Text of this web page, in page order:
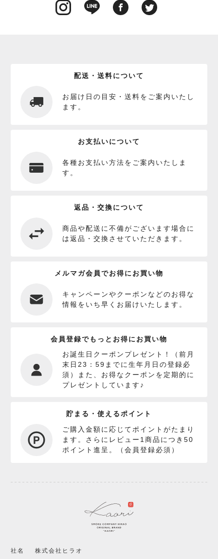
配送・送料について
お届け日の目安・送料をご案内いたし
ます。
お支払いについて
各種お支払い方法をご案内いたしま
す。
返品・交換について
商品や配送に不備がございます場合に
は返品・交換させていただきます。
メルマガ会員でお得にお買い物
キャンペーンやクーポンなどのお得な
情報をいち早くお届けいたします。
会員登録でもっとお得にお買い物
お誕生日クーポンプレゼント！（前月
末日23：59までに生年月日の登録必
須）また、お得なクーポンを定期的に
プレゼントしています♪
貯まる・使えるポイント
ご購入金額に応じてポイントがたまり
ます。さらにレビュー1商品につき50
ポイント進呈。（会員登録必須）
社名
株式会社ヒラオ